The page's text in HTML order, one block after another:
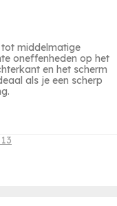
tot middelmatige
oneffenheden op het
en het scherm
als je een scherp